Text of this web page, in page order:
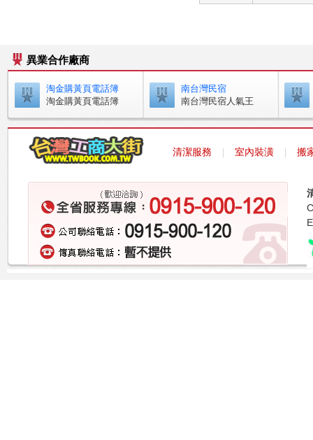
異業合作廠商
淘金購黃頁電話簿
淘金購黃頁電話簿
南台灣民宿
南台灣民宿人氣王
清潔服務 室內裝潢 搬